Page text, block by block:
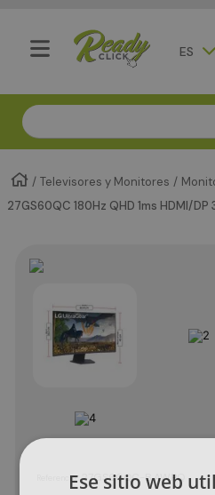
ES
Compra segura - Entregas
Televisores y Monitores
27GS60QC 180Hz QHD 1ms HDMI/DP
Referencia:27GS60QC-B.AWPQ
Ese sitio web